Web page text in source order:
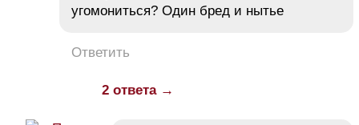
угомониться? Один бред и нытье
Ответить
2 ответа →